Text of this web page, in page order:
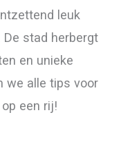
leuk
stad herbergt
en unieke
we alle tips voor
een rij!